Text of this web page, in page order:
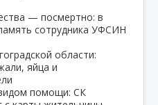
— посмертно: в
сотрудника УФСИН
области:
яйца и
помощи: СК